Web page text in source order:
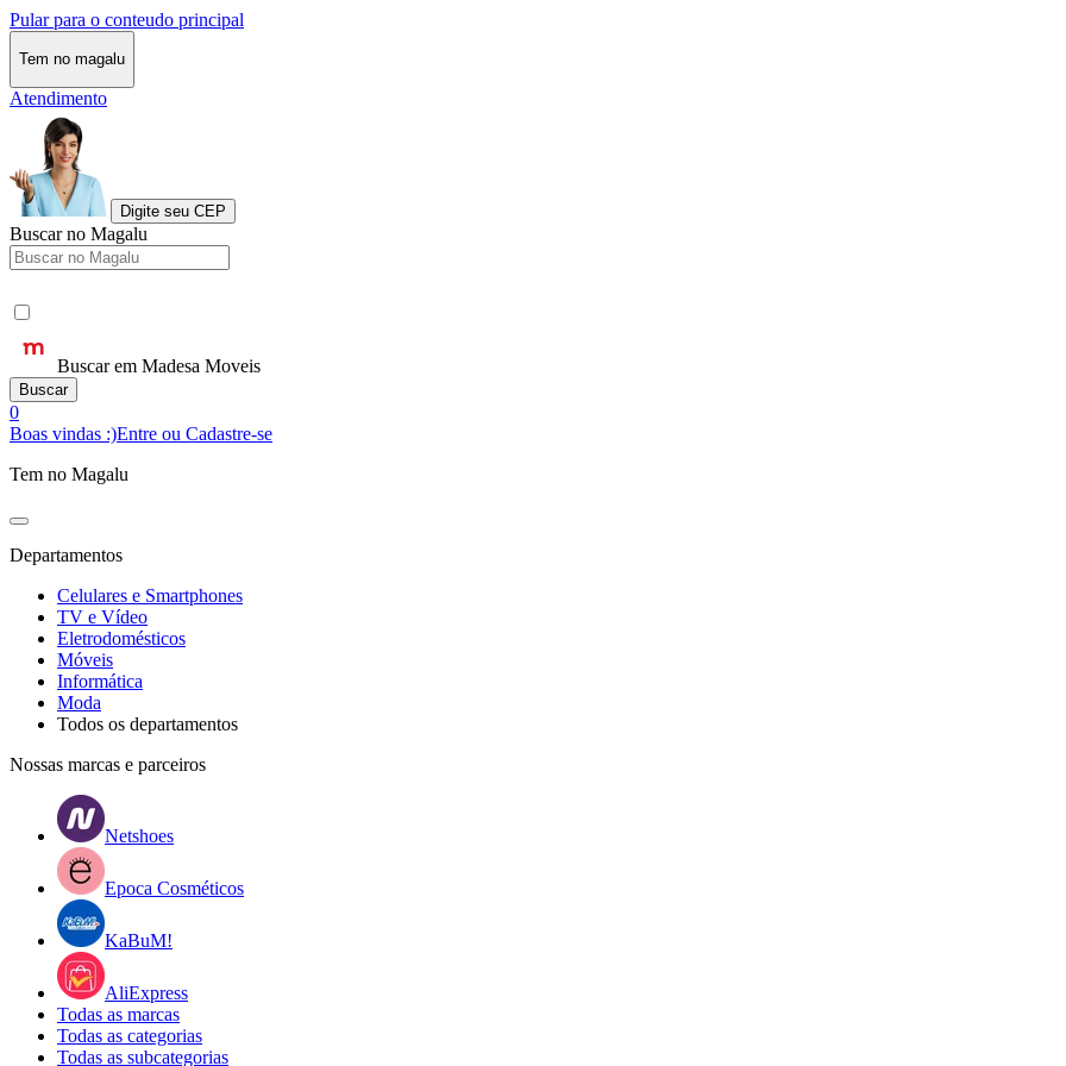
Pular para o conteudo principal
Tem no magalu
Atendimento
Digite seu CEP
Buscar no Magalu
Buscar em Madesa Moveis
Buscar
0
Boas vindas :)Entre ou Cadastre-se
Tem no Magalu
Departamentos
Celulares e Smartphones
TV e Vídeo
Eletrodomésticos
Móveis
Informática
Moda
Todos os departamentos
Nossas marcas e parceiros
Netshoes
Epoca Cosméticos
KaBuM!
AliExpress
Todas as marcas
Todas as categorias
Todas as subcategorias